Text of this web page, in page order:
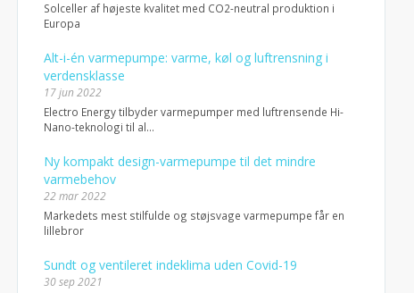
Solceller af højeste kvalitet med CO2-neutral produktion i
Europa
Alt-i-én varmepumpe: varme, køl og luftrensning i
verdensklasse
17 jun 2022
Electro Energy tilbyder varmepumper med luftrensende Hi-
Nano-teknologi til al...
Ny kompakt design-varmepumpe til det mindre
varmebehov
22 mar 2022
Markedets mest stilfulde og støjsvage varmepumpe får en
lillebror
Sundt og ventileret indeklima uden Covid-19
30 sep 2021